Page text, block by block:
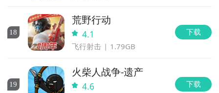
18
荒野行动
4.1
飞行射击 1.79GB
下载
19
火柴人战争-遗产
4.6 下载